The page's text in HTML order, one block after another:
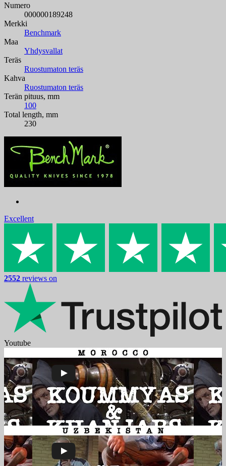
Numero
000000189248
Merkki
Benchmark
Maa
Yhdysvallat
Teräs
Ruostumaton teräs
Kahva
Ruostumaton teräs
Terän pituus, mm
100
Total length, mm
230
Excellent
2552 reviews on
Youtube